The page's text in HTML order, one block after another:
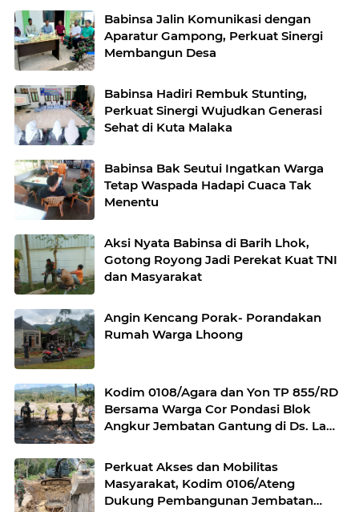
Babinsa Jalin Komunikasi dengan
Aparatur Gampong, Perkuat Sinergi
Membangun Desa
Babinsa Hadiri Rembuk Stunting,
Perkuat Sinergi Wujudkan Generasi
Sehat di Kuta Malaka
Babinsa Bak Seutui Ingatkan Warga
Tetap Waspada Hadapi Cuaca Tak
Menentu
Aksi Nyata Babinsa di Barih Lhok,
Gotong Royong Jadi Perekat Kuat TNI
dan Masyarakat
Angin Kencang Porak- Porandakan
Rumah Warga Lhoong
Kodim 0108/Agara dan Yon TP 855/RD
Bersama Warga Cor Pondasi Blok
Angkur Jembatan Gantung di Ds. Lawe
Perkuat Akses dan Mobilitas
Masyarakat, Kodim 0106/Ateng
Dukung Pembangunan Jembatan